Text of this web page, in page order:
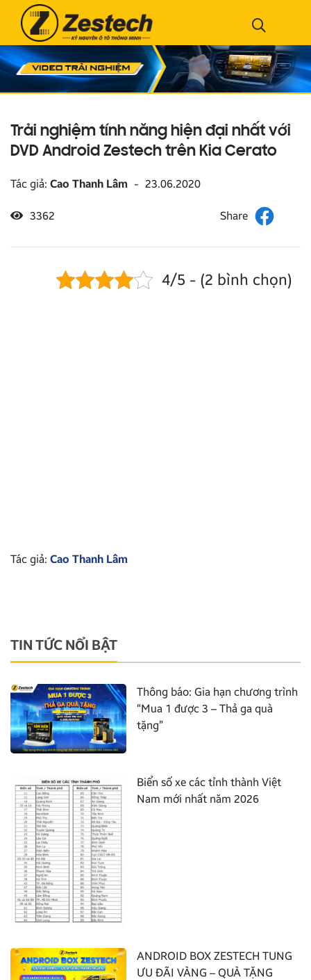
Trải nghiệm tính năng hiện đại nhất với
DVD Android Zestech trên Kia Cerato
Tác giả: Cao Thanh Lâm - 23.06.2020
3362
4/5 - (2 bình chọn)
Tác giả: Cao Thanh Lâm
TIN TỨC NỔI BẬT
Thông báo: Gia hạn chương trình
“Mua 1 được 3 – Thả ga quà
tặng”
Biển số xe các tỉnh thành Việt
Nam mới nhất năm 2026
ANDROID BOX ZESTECH TUNG
ƯU ĐÃI VÀNG – QUÀ TẶNG